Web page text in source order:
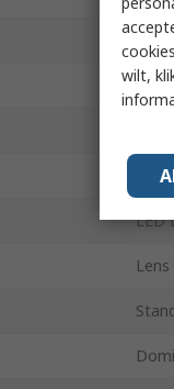
LED
Lens
wilt,